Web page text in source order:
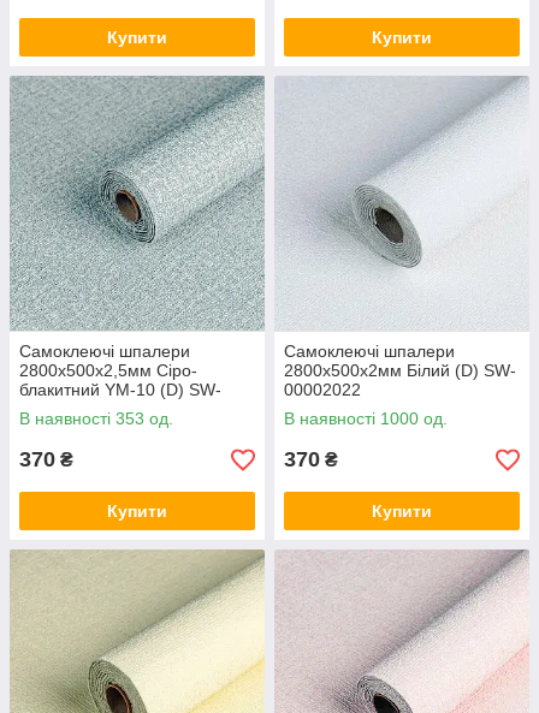
Купити Купити
Самоклеючі шпалери
2800х500х2,5мм Сіро-
блакитний YM-10 (D) SW-
00002021
В наявності 353 од.
370 ₴
Купити
Самоклеючі шпалери
2800х500х2мм Білий (D) SW-
00002022
В наявності 1000 од.
370 ₴
Купити